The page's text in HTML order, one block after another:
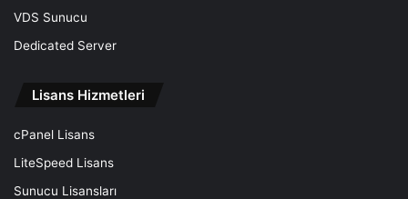
VDS Sunucu
Dedicated Server
Lisans Hizmetleri
cPanel Lisans
LiteSpeed Lisans
Sunucu Lisansları